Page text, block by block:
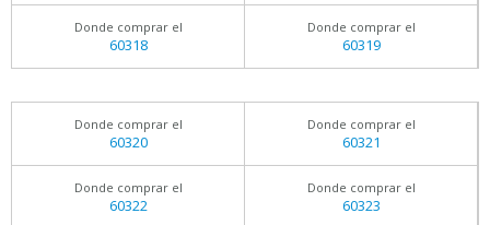
Donde comprar el
60318
Donde comprar el
60319
Donde comprar el
60320
Donde comprar el
60321
Donde comprar el
60322
Donde comprar el
60323